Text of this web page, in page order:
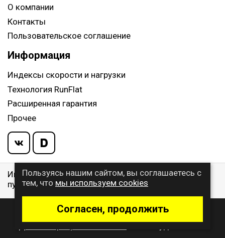
О компании
Контакты
Пользовательское соглашение
Информация
Индексы скорости и нагрузки
Технология RunFlat
Расширенная гарантия
Прочее
Информация указанная на сайте, не является
публичной офертой, определяемой ст. 437 ГК РФ
© 2009 - 2026 Buywheel.ru
Пользуясь нашим сайтом, вы соглашаетесь с
тем, что мы используем cookies
Согласен, продолжить